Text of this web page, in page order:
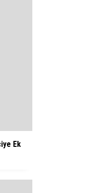
Ek